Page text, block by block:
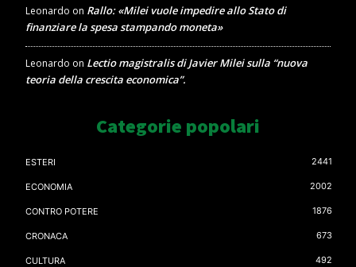
Leonardo on Rallo: «Milei vuole impedire allo Stato di
finanziare la spesa stampando moneta»
Leonardo on Lectio magistralis di Javier Milei sulla “nuova
teoria della crescita economica”.
Categorie popolari
ESTERI 2441
ECONOMIA 2002
CONTRO POTERE 1876
CRONACA 673
CULTURA 492